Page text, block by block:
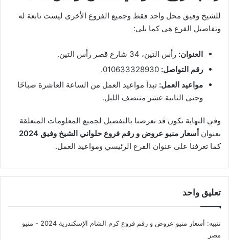
للشيخ وفيق محل واحد فقط وجميع الفروع الأخرى ليست تابعة له
وتفاصيل الفرع هي كما يلي:
العنوان: رأس التين، 34 شارع قصر رأس التين.
رقم التواصل:
مواعيد العمل: تبدأ مواعيد العمل من الساعة العاشرة صباحًا
وحتى الثانية عشر منتصف الليل.
وفي النهاية نكون قد تعرضنا بالتفصيل لجميع المعلومات المتعلقة
بعنوان أسعار منيو عروض و رقم فروع حلواني الشيخ وفيق 2024
كما تعرفنا على عنوان الفرع الرئيسي ومواعيد العمل.
تعليق واحد
تنبيه:
أسعار منيو عروض و رقم فروع كرم الشام الإسكندرية 2024 - منيو
مصر